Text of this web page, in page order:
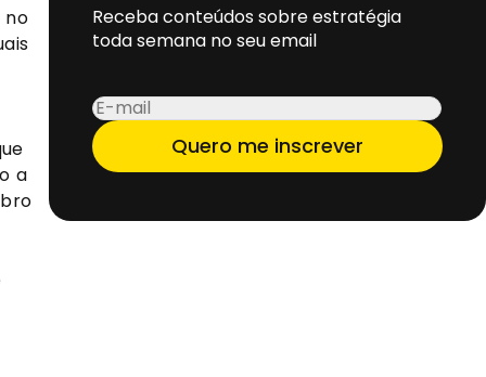
no
a
Receba conteúdos sobre estratégia
toda semana no seu email
E-
mail
Quero me inscrever